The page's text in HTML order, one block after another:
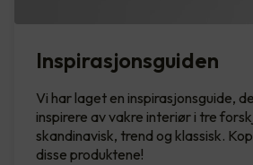
Inspirasjonsguiden
Vi har laget en inspirasjonsguide,
inspirere av vakre interiør i tre
skandinavisk, trend og klassisk.
disse produktene!